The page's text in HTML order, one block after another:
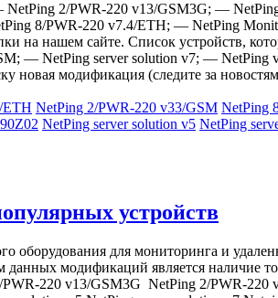
2/PWR-220 v13/GSM3G; —
8/PWR-220 v7.4/ETH; — NetPing
на нашем сайте. Список устройств,
— NetPing server solution v7; —
новая модификация (следите за
ETH NetPing 2/PWR-220 v33/GSM NetPing
NetPing server solution v5 NetPing
устройств
для мониторинга и
модификаций является наличие
220 v13/GSM3G NetPing 2/PWR-